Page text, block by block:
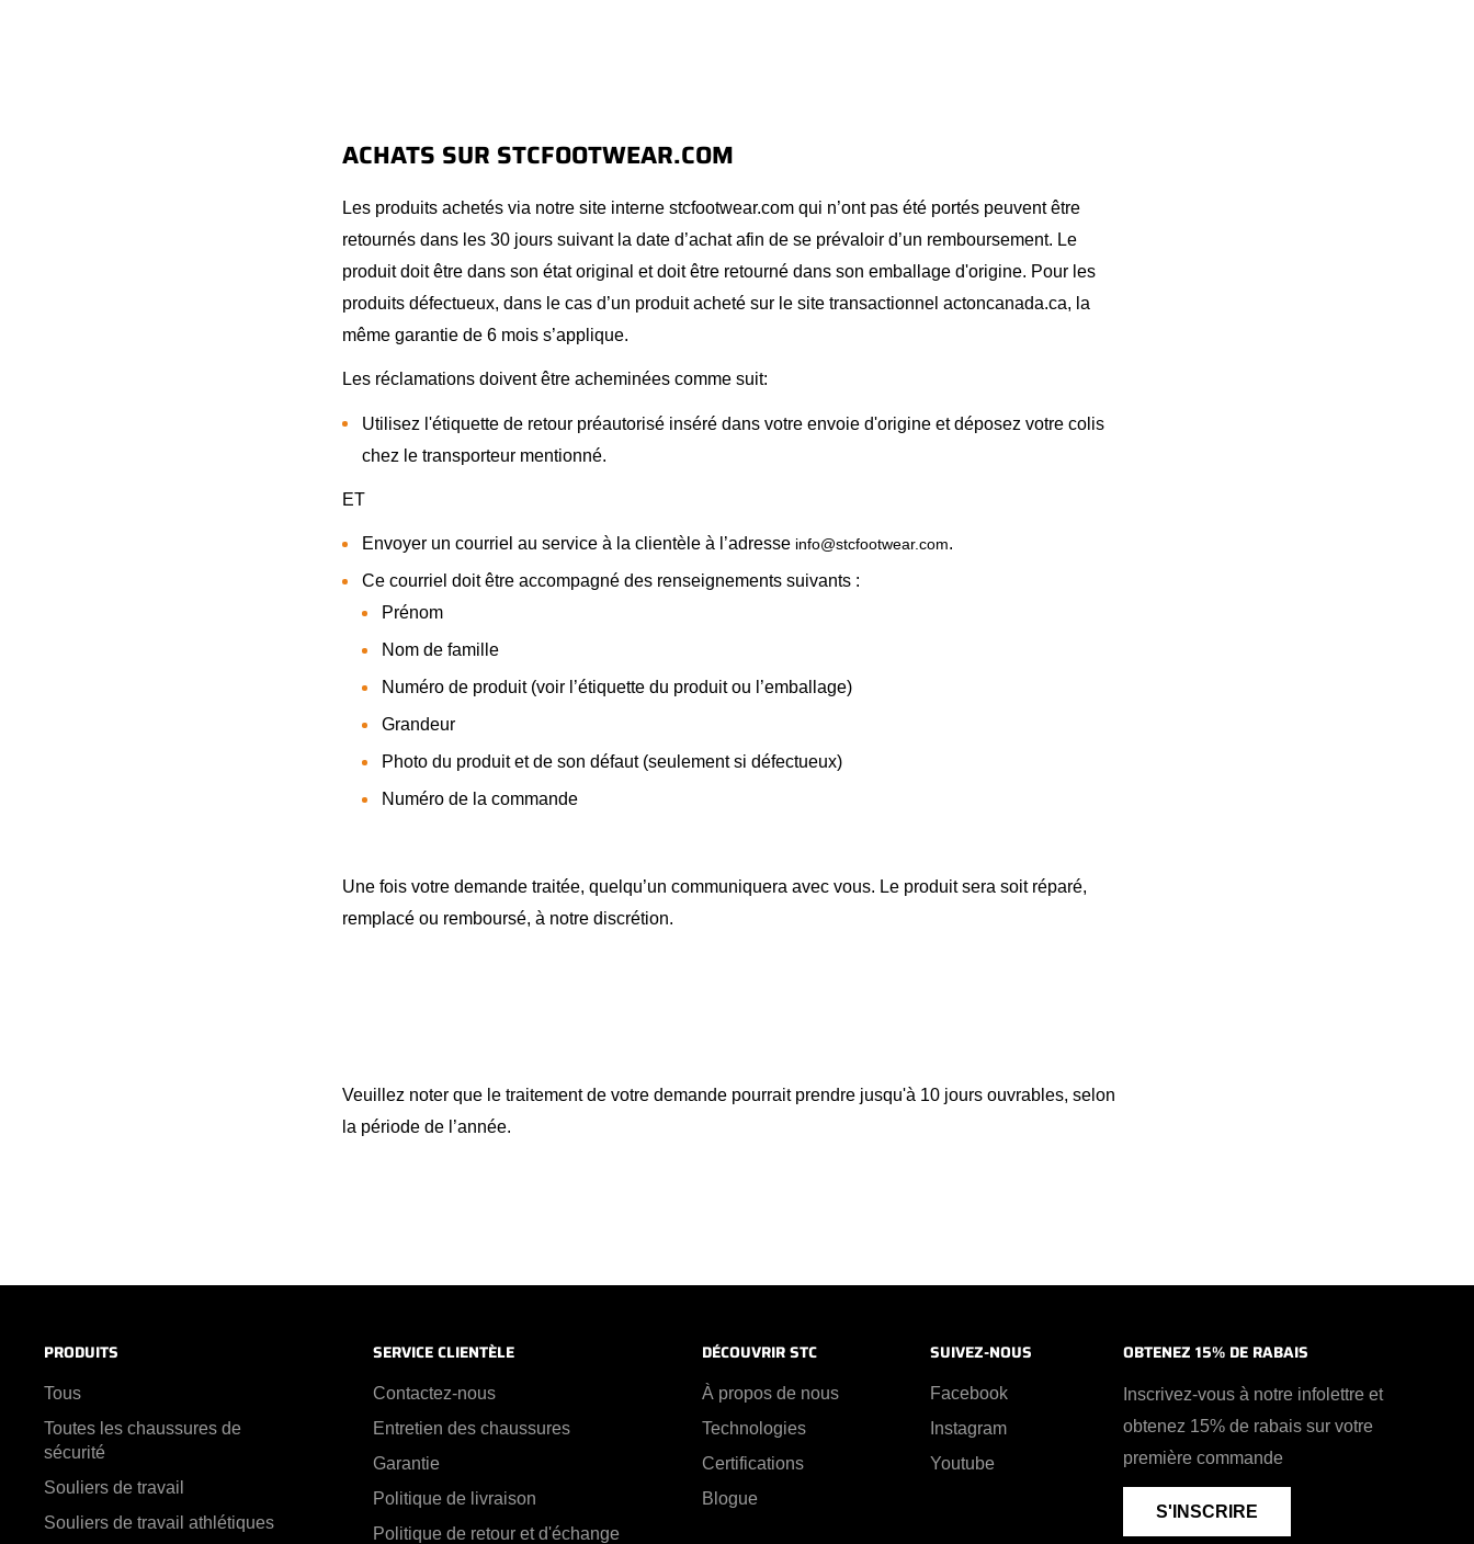
ACHATS SUR STCFOOTWEAR.COM
Les produits achetés via notre site interne stcfootwear.com qui n’ont pas été portés peuvent être
retournés dans les 30 jours suivant la date d’achat afin de se prévaloir d’un remboursement. Le
produit doit être dans son état original et doit être retourné dans son emballage d'origine. Pour les
produits défectueux, dans le cas d’un produit acheté sur le site transactionnel actoncanada.ca, la
même garantie de 6 mois s’applique.
Les réclamations doivent être acheminées comme suit:
Utilisez l'étiquette de retour préautorisé inséré dans votre envoie d'origine et déposez votre colis
chez le transporteur mentionné.
ET
Envoyer un courriel au service à la clientèle à l’adresse info@stcfootwear.com.
Ce courriel doit être accompagné des renseignements suivants :
Prénom
Nom de famille
Numéro de produit (voir l’étiquette du produit ou l’emballage)
Grandeur
Photo du produit et de son défaut (seulement si défectueux)
Numéro de la commande
Une fois votre demande traitée, quelqu’un communiquera avec vous. Le produit sera soit réparé,
remplacé ou remboursé, à notre discrétion.
Veuillez noter que le traitement de votre demande pourrait prendre jusqu'à 10 jours ouvrables, selon
la période de l’année.
PRODUITS
Tous
Toutes les chaussures de
sécurité
Souliers de travail
Souliers de travail athlétiques
SERVICE CLIENTÈLE
Contactez-nous
Entretien des chaussures
Garantie
Politique de livraison
Politique de retour et d'échange
DÉCOUVRIR STC
À propos de nous
Technologies
Certifications
Blogue
SUIVEZ-NOUS
Facebook
Instagram
Youtube
OBTENEZ 15% DE RABAIS
Inscrivez-vous à notre infolettre et
obtenez 15% de rabais sur votre
première commande
S'INSCRIRE